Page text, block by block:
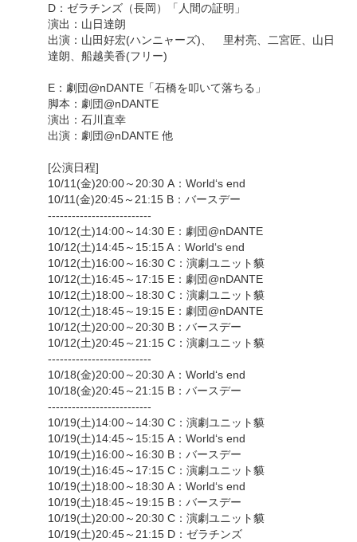
D：ゼラチンズ（長岡）「人間の証明」
演出：山日達朗
出演：山田好宏(ハンニャーズ)、 里村亮、二宮匠、山日
達朗、船越美香(フリー)
E：劇団@nDANTE「石橋を叩いて落ちる」
脚本：劇団@nDANTE
演出：石川直幸
出演：劇団@nDANTE 他
[公演日程]
10/11(金)20:00～20:30 A：World‘s end
10/11(金)20:45～21:15 B：バースデー
--------------------------
10/12(土)14:00～14:30 E：劇団@nDANTE
10/12(土)14:45～15:15 A：World‘s end
10/12(土)16:00～16:30 C：演劇ユニット貘
10/12(土)16:45～17:15 E：劇団@nDANTE
10/12(土)18:00～18:30 C：演劇ユニット貘
10/12(土)18:45～19:15 E：劇団@nDANTE
10/12(土)20:00～20:30 B：バースデー
10/12(土)20:45～21:15 C：演劇ユニット貘
--------------------------
10/18(金)20:00～20:30 A：World‘s end
10/18(金)20:45～21:15 B：バースデー
--------------------------
10/19(土)14:00～14:30 C：演劇ユニット貘
10/19(土)14:45～15:15 A：World‘s end
10/19(土)16:00～16:30 B：バースデー
10/19(土)16:45～17:15 C：演劇ユニット貘
10/19(土)18:00～18:30 A：World‘s end
10/19(土)18:45～19:15 B：バースデー
10/19(土)20:00～20:30 C：演劇ユニット貘
10/19(土)20:45～21:15 D：ゼラチンズ